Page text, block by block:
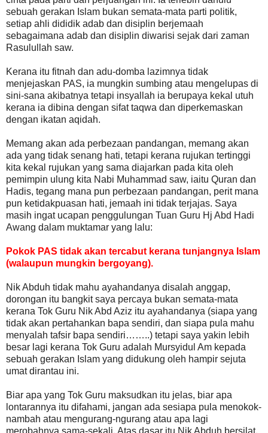
sebuah gerakan Islam bukan semata-mata parti politik,
setiap ahli dididik adab dan disiplin berjemaah
sebagaimana adab dan disiplin diwarisi sejak dari zaman
Rasulullah saw.
Kerana itu fitnah dan adu-domba lazimnya tidak
menjejaskan PAS, ia mungkin sumbing atau mengelupas di
sini-sana akibatnya tetapi insyallah ia berupaya kekal utuh
kerana ia dibina dengan sifat taqwa dan diperkemaskan
dengan ikatan aqidah.
Memang akan ada perbezaan pandangan, memang akan
ada yang tidak senang hati, tetapi kerana rujukan tertinggi
kita kekal rujukan yang sama diajarkan pada kita oleh
pemimpin ulung kita Nabi Muhammad saw, iaitu Quran dan
Hadis, tegang mana pun perbezaan pandangan, perit mana
pun ketidakpuasan hati, jemaah ini tidak terjajas. Saya
masih ingat ucapan penggulungan Tuan Guru Hj Abd Hadi
Awang dalam muktamar yang lalu:
Pokok PAS tidak akan tercabut kerana tunjangnya Islam
(walaupun mungkin bergoyang).
Nik Abduh tidak mahu ayahandanya disalah anggap,
dorongan itu bangkit saya percaya bukan semata-mata
kerana Tok Guru Nik Abd Aziz itu ayahandanya (siapa yang
tidak akan pertahankan bapa sendiri, dan siapa pula mahu
menyalah tafsir bapa sendiri……..) tetapi saya yakin lebih
besar lagi kerana Tok Guru adalah Mursyidul Am kepada
sebuah gerakan Islam yang didukung oleh hampir sejuta
umat dirantau ini.
Biar apa yang Tok Guru maksudkan itu jelas, biar apa
lontarannya itu difahami, jangan ada sesiapa pula menokok-
nambah atau mengurang-ngurang atau apa lagi